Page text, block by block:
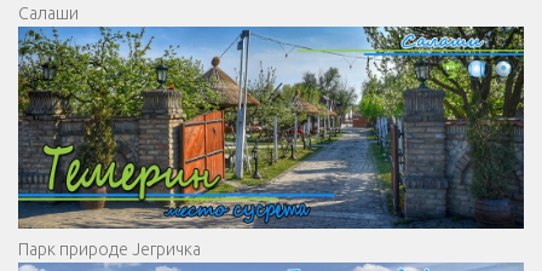
Салаши
Парк природе Јегричка